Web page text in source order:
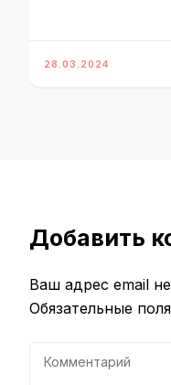
28.03.2024
Добавить
Ваш адрес email
Обязательные